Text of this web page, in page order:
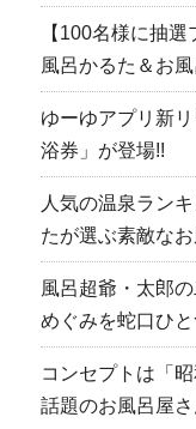
【100名様に抽
風呂かるた＆お
ゆーゆアプリ新
浴券」が登場!!
人気の温泉ラン
たが選ぶ素敵な
風呂超爺・太郎
めぐみを蛇口ひと
コンセプトは「
話題のお風呂屋